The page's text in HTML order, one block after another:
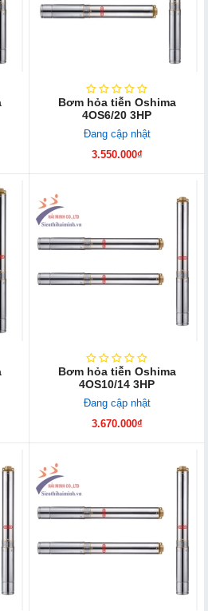
Bơm hỏa tiễn Oshima
4OS6/20 3HP
Đang cập nhật
3.550.000₫
Bơm hỏa tiễn Oshima
4OS10/14 3HP
Đang cập nhật
3.670.000₫